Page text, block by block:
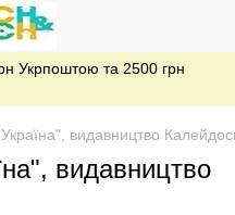
Укрпоштою та 2500 грн
видавництво
видавництво